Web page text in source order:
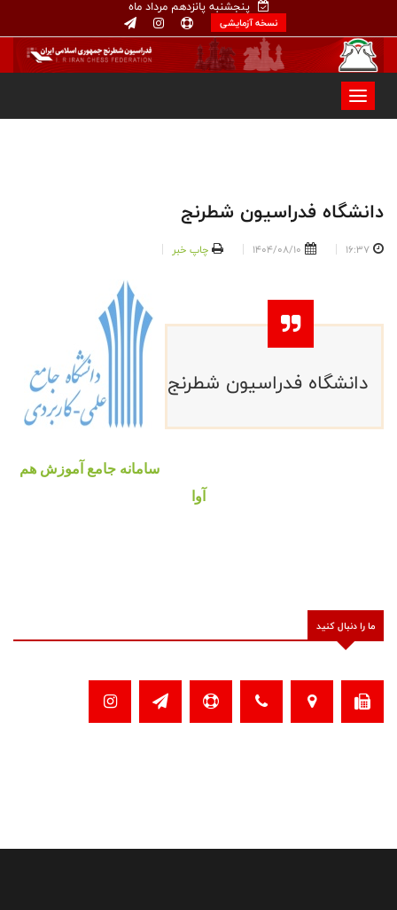
پنجشنبه پانزدهم مرداد ماه
نسخه آزمایشی
دانشگاه فدراسیون شطرنج
16:37
1404/08/10 چاپ خبر
دانشگاه فدراسیون شطرنج
سامانه جامع آموزش هم
آوا
ما را دنبال کنید